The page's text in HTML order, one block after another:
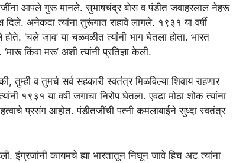
आपले गुरू मानले. सुभाषचंद्र बोस व पंडीत जवाहरलाल नेहरू
दिले. अनेकदा त्यांना तुरूंगात राहावे लागले. १९३१ या वर्षी
‘चले जाव’ या चळवळीत त्यांनी भाग घेतला होता. भारत
किंवा मरू’ अशी त्यांनी प्रतिज्ञा केली.
तुम्ही व तुमचे सर्व सहकारी स्वतंत्र मिळविल्या शिवाय राहणार
१९३१ या वर्षी जगाचा निरोप घेतला. एवढा मोठा शोक त्यांना
प्रसंग आहोत. पंडीतजींची पत्नी कमलाबाईने सुध्दा स्वतंत्र
इंग्रजांनी कायमचे ह्या भारतातून निघून जावे हिच अट त्यांना